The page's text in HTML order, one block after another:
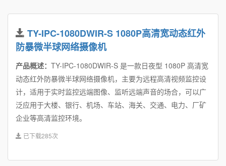
TY-IPC-1080DWIR-S 1080P高清宽动态红外
防暴微半球网络摄像机
产品概述： TY-IPC-1080DWIR-S 是一款日夜型 1080P 高清宽
动态红外防暴微半球网络摄像机，主要为远程高清视频监控设
计，适用于实时监控远端图像、监听远端声音的场合，可以广
泛应用于大楼、银行、机场、车站、海关、交通、电力、厂矿
企业等高清监控环境。
已下载285次